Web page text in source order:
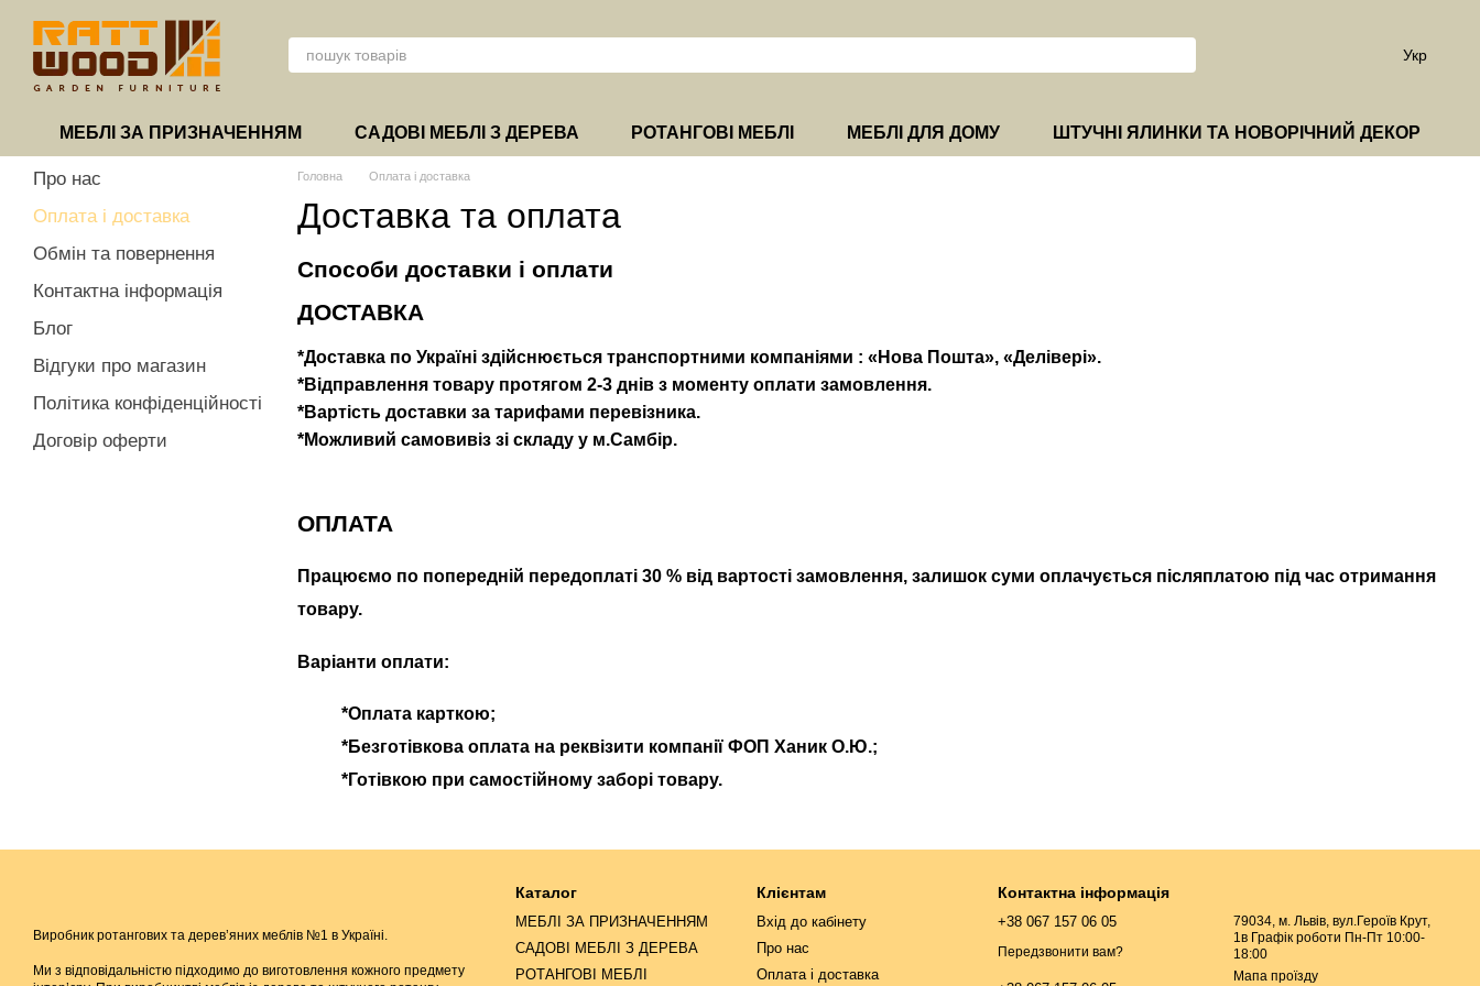
Перейти до основного контенту
Укр
МЕБЛІ ЗА ПРИЗНАЧЕННЯМ САДОВІ МЕБЛІ З ДЕРЕВА РОТАНГОВІ МЕБЛІ МЕБЛІ ДЛЯ ДОМУ ШТУЧНІ ЯЛИНКИ ТА НОВОРІЧНИЙ ДЕКОР
Головна Оплата і доставка
Доставка та оплата
Способи доставки і оплати
ДОСТАВКА
*Доставка по Україні здійснюється транспортними компаніями : «Нова Пошта», «Делівері».
*Відправлення товару протягом 2-3 днів з моменту оплати замовлення.
*Вартість доставки за тарифами перевізника.
*Можливий самовивіз зі складу у м.Самбір.
ОПЛАТА
Працюємо по попередній передоплаті 30 % від вартості замовлення, залишок суми оплачується післяплатою під час отримання
товару.
Варіанти оплати:
*Оплата карткою;
*Безготівкова оплата на реквізити компанії ФОП Ханик О.Ю.;
*Готівкою при самостійному заборі товару.
Про нас
Оплата і доставка
Обмін та повернення
Контактна інформація
Блог
Відгуки про магазин
Політика конфіденційності
Договір оферти
Виробник ротангових та дерев’яних меблів №1 в Україні.
Ми з відповідальністю підходимо до виготовлення кожного предмету
Каталог
МЕБЛІ ЗА ПРИЗНАЧЕННЯМ
САДОВІ МЕБЛІ З ДЕРЕВА
РОТАНГОВІ МЕБЛІ
Клієнтам
Вхід до кабінету
Про нас
Оплата і доставка
Контактна інформація
+38 067 157 06 05
Передзвонити вам?
79034, м. Львів, вул.Героїв Крут,
1в Графік роботи Пн-Пт 10:00-
18:00
Мапа проїзду